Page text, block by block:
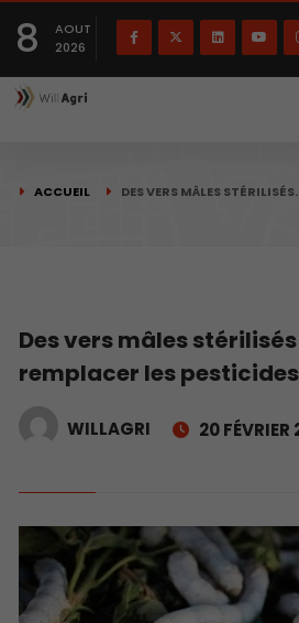
8
AOUT
2026
ACCUEIL DES VERS MÂLES
Des vers mâles
remplacer les pesticides
WILLAGRI 20 FÉVRIER
Français English